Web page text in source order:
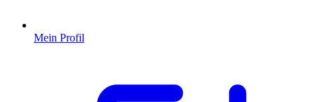
Mein Profil